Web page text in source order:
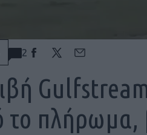
2
το πλήρωμα,